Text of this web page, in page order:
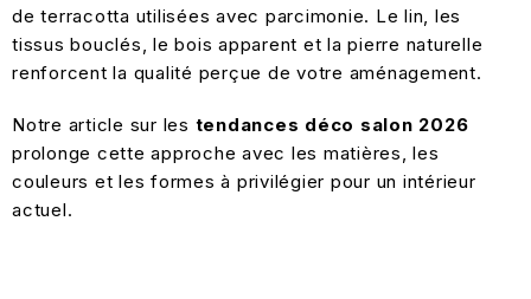
de terracotta utilisées avec parcimonie. Le lin, les
tissus bouclés, le bois apparent et la pierre naturelle
renforcent la qualité perçue de votre aménagement.
Notre article sur les tendances déco salon 2026
prolonge cette approche avec les matières, les
couleurs et les formes à privilégier pour un intérieur
actuel.